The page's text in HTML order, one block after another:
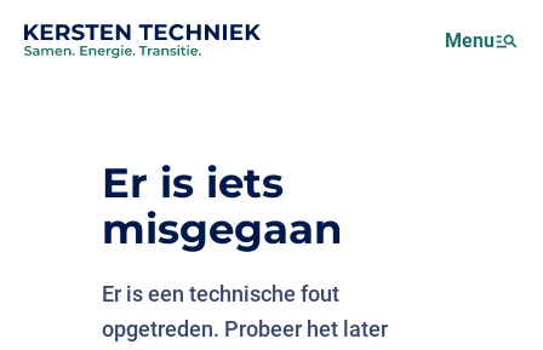
Over ons
Projecten
Menu
Er is iets
misgegaan
Er is een technische fout
opgetreden. Probeer het later